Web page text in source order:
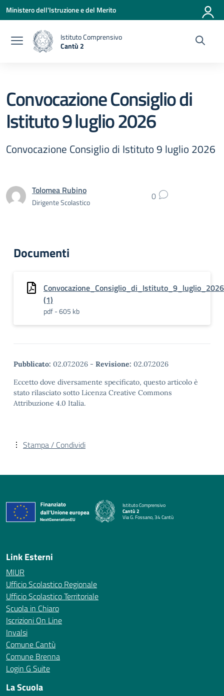
Vai ai contenuti
Vai al menu di navigazione
Vai al footer
Ministero dell'Istruzione e del Merito
Istituto Comprensivo
Cantù 2
Convocazione Consiglio di
Istituto 9 luglio 2026
Convocazione Consiglio di Istituto 9 luglio 2026
Tolomea Rubino
Dirigente Scolastico 0
Documenti
(1)
pdf - 605 kb
Pubblicato: 02.07.2026 - Revisione: 02.07.2026
Eccetto dove diversamente specificato, questo articolo è
stato rilasciato sotto Licenza Creative Commons
Attribuzione 4.0 Italia.
Stampa / Condividi
Istituto Comprensivo
Cantù 2
Via G. Fossano, 34 Cantù
— Visita la pagina iniziale della scuola
Link Esterni
MIUR
Ufficio Scolastico Regionale
Ufficio Scolastico Territoriale
Scuola in Chiaro
Iscrizioni On Line
Invalsi
Comune Cantù
Comune Brenna
Login G Suite
La Scuola